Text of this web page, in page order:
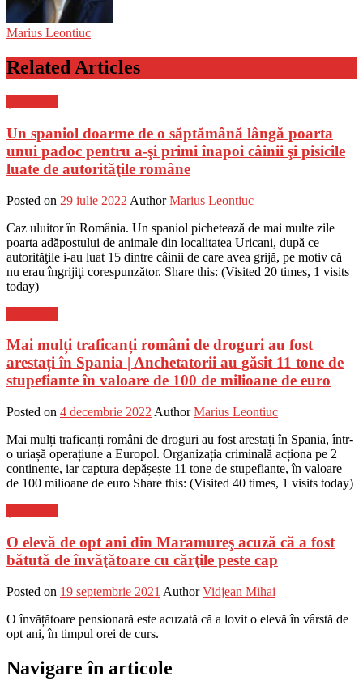
Marius Leontiuc
Related Articles
Un spaniol doarme de o săptămână lângă poarta
unui padoc pentru a-şi primi înapoi câinii şi pisicile
luate de autorităţile române
Posted on 29 iulie 2022 Author Marius Leontiuc
Caz uluitor în România. Un spaniol pichetează de mai multe zile
poarta adăpostului de animale din localitatea Uricani, după ce
autorităţile i-au luat 15 dintre câinii de care avea grijă, pe motiv că
nu erau îngrijiţi corespunzător. Share this: (Visited 20 times, 1 visits
today)
Mai mulți traficanți români de droguri au fost
arestați în Spania | Anchetatorii au găsit 11 tone de
stupefiante în valoare de 100 de milioane de euro
Posted on 4 decembrie 2022 Author Marius Leontiuc
Mai mulți traficanți români de droguri au fost arestați în Spania, într-
o uriașă operațiune a Europol. Organizația criminală acționa pe 2
continente, iar captura depășește 11 tone de stupefiante, în valoare
de 100 milioane de euro Share this: (Visited 40 times, 1 visits today)
O elevă de opt ani din Maramureş acuză că a fost
bătută de învăţătoare cu cărţile peste cap
Posted on 19 septembrie 2021 Author Vidjean Mihai
O învățătoare pensionară este acuzată că a lovit o elevă în vârstă de
opt ani, în timpul orei de curs.
Navigare în articole